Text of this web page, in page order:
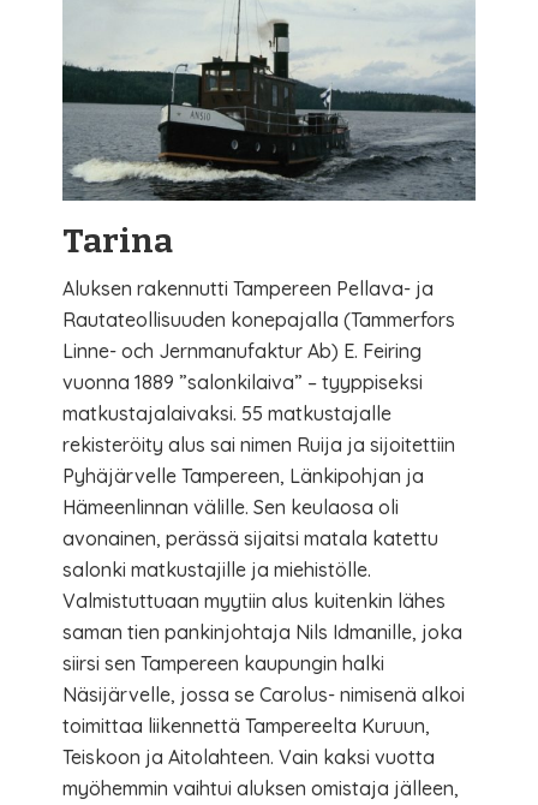
Tarina
Aluksen rakennutti Tampereen Pellava- ja
Rautateollisuuden konepajalla (Tammerfors
Linne- och Jernmanufaktur Ab) E. Feiring
vuonna 1889 ”salonkilaiva” – tyyppiseksi
matkustajalaivaksi. 55 matkustajalle
rekisteröity alus sai nimen Ruija ja sijoitettiin
Pyhäjärvelle Tampereen, Länkipohjan ja
Hämeenlinnan välille. Sen keulaosa oli
avonainen, perässä sijaitsi matala katettu
salonki matkustajille ja miehistölle.
Valmistuttuaan myytiin alus kuitenkin lähes
saman tien pankinjohtaja Nils Idmanille, joka
siirsi sen Tampereen kaupungin halki
Näsijärvelle, jossa se Carolus- nimisenä alkoi
toimittaa liikennettä Tampereelta Kuruun,
Teiskoon ja Aitolahteen. Vain kaksi vuotta
myöhemmin vaihtui aluksen omistaja jälleen,